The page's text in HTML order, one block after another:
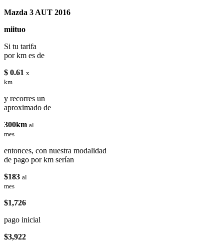
Mazda 3 AUT 2016
miituo
Si tu tarifa
por km es de
$ 0.61 x
km
y recorres un
aproximado de
300km al
mes
entonces, con nuestra modalidad
de pago por km serían
$183 al
mes
$1,726
pago inicial
$3,922